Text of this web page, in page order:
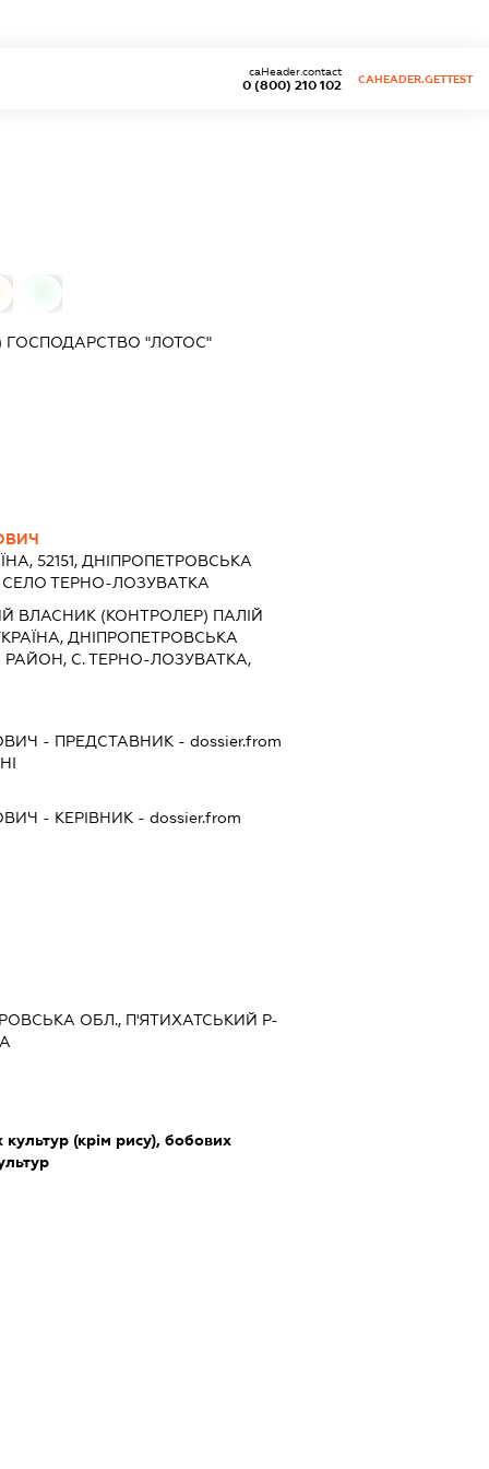
0 (800) 210 102
caHeader.contact
CAHEADER.GETTEST
ГОСПОДАРСТВО "ЛОТОС"
52151, ДНІПРОПЕТРОВСЬКА
ТЕРНО-ЛОЗУВАТКА
ВЛАСНИК (КОНТРОЛЕР) ПАЛІЙ
ДНІПРОПЕТРОВСЬКА
С. ТЕРНО-ЛОЗУВАТКА,
- ПРЕДСТАВНИК- dossier.from
- КЕРІВНИК- dossier.from
ОБЛ., П'ЯТИХАТСЬКИЙ Р-
(крім рису), бобових